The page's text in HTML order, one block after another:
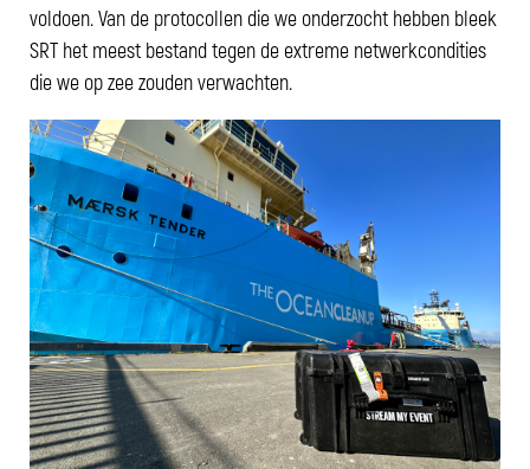
voldoen. Van de protocollen die we onderzocht hebben bleek
SRT het meest bestand tegen de extreme netwerkcondities
die we op zee zouden verwachten.